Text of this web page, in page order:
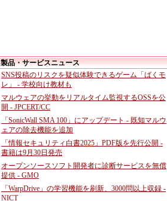
製品・サービスニュース
SNS投稿のリスクを疑似体験できるゲーム「ばくモ
レ」 - 学校向け教材も
マルウェアの挙動をリアルタイム監視するOSSを公
開 - JPCERT/CC
「SonicWall SMA 100」にアップデート - 既知マルウ
ェアの除去機能を追加
「情報セキュリティ白書2025」PDF版を先行公開 -
書籍は9月30日発売
オープンソースソフト開発者に診断サービスを無償
提供 - GMO
「WarpDrive」の学習機能を刷新、3000問以上収録 -
NICT